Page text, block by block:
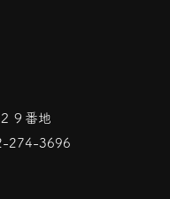
９番地
274-3696